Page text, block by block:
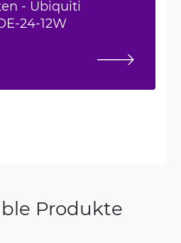
- Ubiquiti
24-12W
Produkte